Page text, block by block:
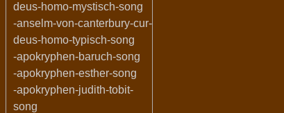
deus-homo-mystisch-song
-anselm-von-canterbury-cur-
deus-homo-typisch-song
-apokryphen-baruch-song
-apokryphen-esther-song
-apokryphen-judith-tobit-
song